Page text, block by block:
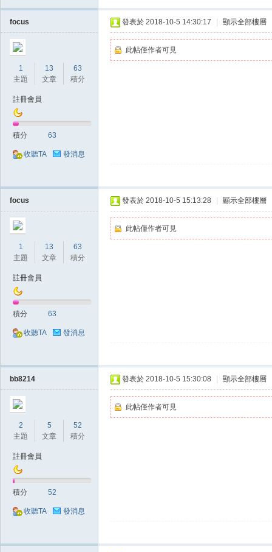
focus
1
主題
13
文章
63
積分
註冊會員
積分 63
收聽TA 發消息
發表於 2018-10-5 14:30:17 顯示全部樓層
此帖僅作者可見
focus
1
主題
13
文章
63
積分
註冊會員
積分 63
收聽TA 發消息
發表於 2018-10-5 15:13:28 顯示全部樓層
此帖僅作者可見
bb8214
2
主題
5
文章
52
積分
註冊會員
積分 52
收聽TA 發消息
發表於 2018-10-5 15:30:08 顯示全部樓層
此帖僅作者可見